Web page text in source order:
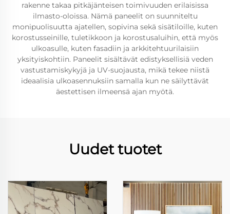
rakenne takaa pitkäjänteisen toimivuuden erilaisissa
ilmasto-oloissa. Nämä paneelit on suunniteltu
monipuolisuutta ajatellen, sopivina sekä sisätiloille, kuten
korostusseinille, tuletikkoon ja korostusaluihin, että myös
ulkoasulle, kuten fasadiin ja arkkitehtuurilaisiin
yksityiskohtiin. Paneelit sisältävät edistyksellisiä veden
vastustamiskykyjä ja UV-suojausta, mikä tekee niistä
ideaalisia ulkoasennuksiin samalla kun ne säilyttävät
äestettisen ilmeensä ajan myötä.
Uudet tuotet